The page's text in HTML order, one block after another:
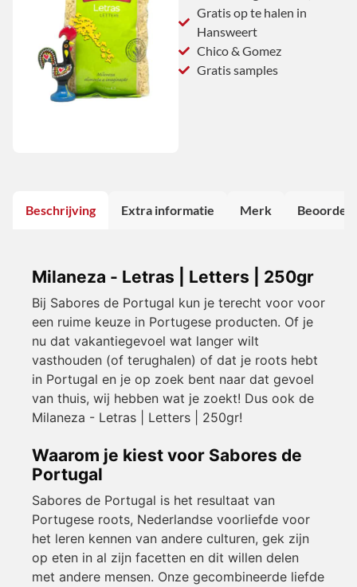
Gratis op te halen in
Hansweert
Chico & Gomez
Gratis samples
Beschrijving Extra informatie Merk
Milaneza - Letras | Letters | 250gr
Bij Sabores de Portugal kun je terecht voor voor
een ruime keuze in Portugese producten. Of je
nu dat vakantiegevoel wat langer wilt
vasthouden (of terughalen) of dat je roots hebt
in Portugal en je op zoek bent naar dat gevoel
van thuis, wij hebben wat je zoekt! Dus ook de
Milaneza - Letras | Letters | 250gr!
Waarom je kiest voor Sabores de
Portugal
Sabores de Portugal is het resultaat van
Portugese roots, Nederlandse voorliefde voor
het leren kennen van andere culturen, gek zijn
op eten in al zijn facetten en dit willen delen
met andere mensen. Onze gecombineerde liefde